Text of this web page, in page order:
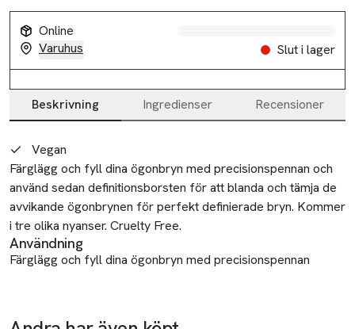
Online
Varuhus
Slut i lager
Beskrivning Ingredienser Recensioner
Beskrivning
Vegan
Färglägg och fyll dina ögonbryn med precisionspennan och
använd sedan definitionsborsten för att blanda och tämja de
avvikande ögonbrynen för perfekt definierade bryn. Kommer
i tre olika nyanser. Cruelty Free.
Användning
Färglägg och fyll dina ögonbryn med precisionspennan